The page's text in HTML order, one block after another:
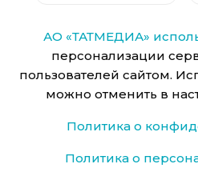
АО «ТАТМЕДИА»
персонализации
пользователей сайтом.
можно отменить в
Политика о
Политика о